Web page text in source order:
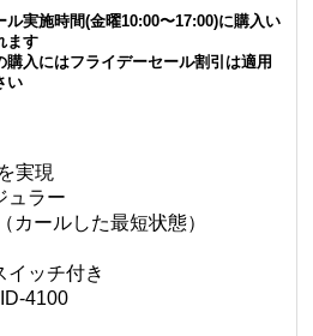
実施時間(金曜10:00〜17:00)に購入い
ます
入にはフライデーセール割引は適用
い
実現
ュラー
カールした最短状態）
イッチ付き
4100